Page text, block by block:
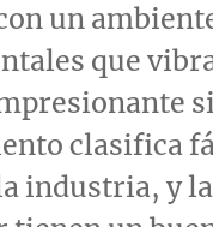
un
que
clasifica
industria, y